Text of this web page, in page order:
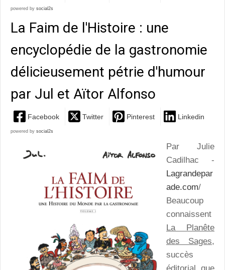
powered by social2s
La Faim de l'Histoire : une
encyclopédie de la gastronomie
délicieusement pétrie d'humour
par Jul et Aïtor Alfonso
Facebook Twitter Pinterest Linkedin
powered by social2s
Par Julie
Cadilhac -
Lagrandepar
ade.com/
Beaucoup
connaissent
La Planête
des Sages,
succès